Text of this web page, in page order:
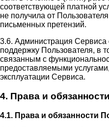
соответствующей платной
не получила от
письменных претензий.
3.6. Администрация Сервиса
поддержку Пользователя, в
связанным с
предоставляемыми
эксплуатации Сервиса.
4. Права и
4.1. Права и обязанности